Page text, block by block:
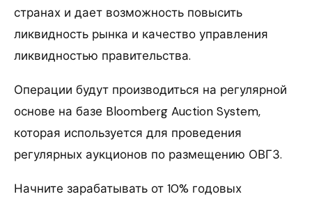
странах и дает возможность повысить
ликвидность рынка и качество управления
ликвидностью правительства.
Операции будут производиться на регулярной
основе на базе Bloomberg Auction System,
которая используется для проведения
регулярных аукционов по размещению ОВГЗ.
Начните зарабатывать от 10% годовых